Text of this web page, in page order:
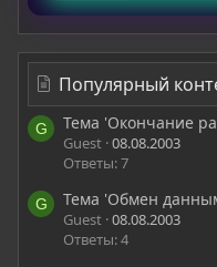
Популярный
G Тема 'Окончание
Guest 08.08.2003
Ответы: 7
G Тема 'Обмен
Guest 08.08.2003
Ответы: 4